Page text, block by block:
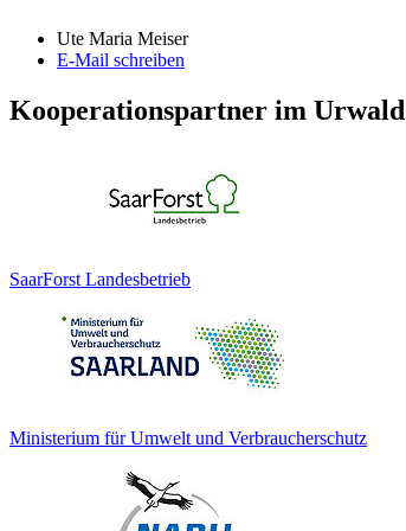
Ute Maria Meiser
E-Mail schreiben
Kooperationspartner im Urwald
SaarForst Landesbetrieb
Ministerium für Umwelt und Verbraucherschutz